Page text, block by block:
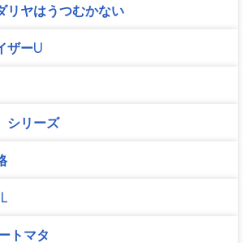
リヤはうつむかない
ザーU
シリーズ
トマタ